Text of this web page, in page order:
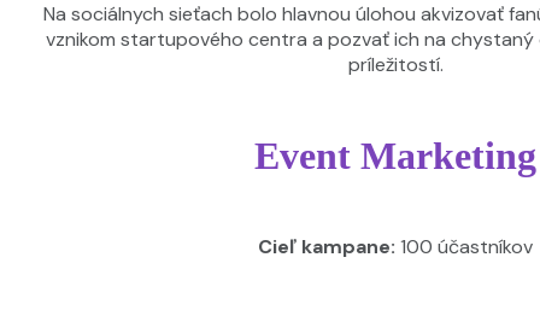
Na sociálnych sieťach bolo hlavnou úlohou akvizovať
vznikom startupového centra a pozvať ich na
príležitostí.
Event Marketing
Cieľ kampane: 100 účastníkov